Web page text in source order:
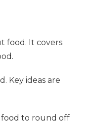
food. It covers
Key ideas are
to round off